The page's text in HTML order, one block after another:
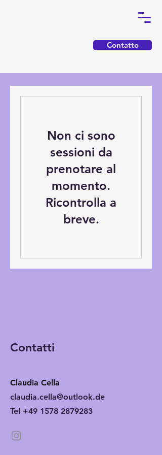
Contatto
Non ci sono
sessioni da
prenotare al
momento.
Ricontrolla a
breve.
Contatti
Claudia Cella
claudia.cella@outlook.de
Tel +49 1578 2879283